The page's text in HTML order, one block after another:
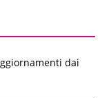
dai